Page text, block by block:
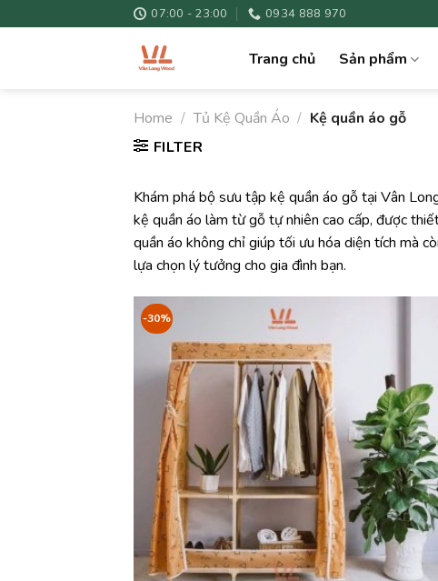
to
07:00 - 23:00 0934 888 970
Trang chủ Sản phẩm
Home / Tủ Kệ Quần Áo / Kệ quần áo gỗ
FILTER
Khám phá bộ sưu tập kệ quần áo gỗ tại Vân
kệ quần áo làm từ gỗ tự nhiên cao cấp, được
quần áo không chỉ giúp tối ưu hóa diện tích mà
lựa chọn lý tưởng cho gia đình bạn.
-30%